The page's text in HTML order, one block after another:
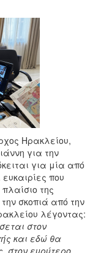
Ηρακλείου,
για την
για μία από
που
της
σκοπιά από την
λέγοντας:
στον
και εδώ θα
στον ευρύτερο